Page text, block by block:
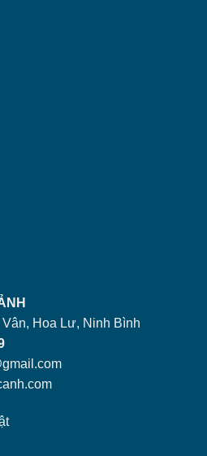
Hoa Lư, Ninh Bình